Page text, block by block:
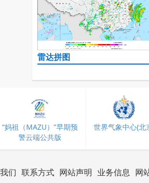
雷达拼图
“妈祖（MAZU）”早期预
警云端公共版
世界气象中心(北
们 联系方式 网站声明 业务信息 网